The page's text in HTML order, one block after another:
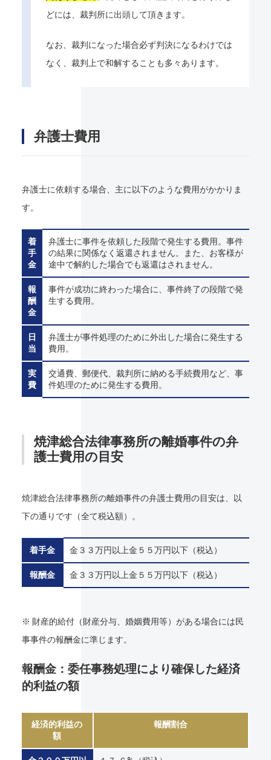
どには、裁判所に出頭して頂きます。
なお、裁判になった場合必ず判決になるわけでは
なく、裁判上で和解することも多々あります。
弁護士費用
弁護士に依頼する場合、主に以下のような費用がかかりま
す。
着
手
金
弁護士に事件を依頼した段階で発生する費用。事件
の結果に関係なく返還されません。また、お客様が
途中で解約した場合でも返還はされません。
報
酬
金
事件が成功に終わった場合に、事件終了の段階で発
生する費用。
日
当
弁護士が事件処理のために外出した場合に発生する
費用。
実
費
交通費、郵便代、裁判所に納める手続費用など、事
件処理のために発生する費用。
焼津総合法律事務所の離婚事件の弁
護士費用の目安
焼津総合法律事務所の離婚事件の弁護士費用の目安は、以
下の通りです（全て税込額）。
着手金 金３３万円以上金５５万円以下（税込）
報酬金 金３３万円以上金５５万円以下（税込）
※ 財産的給付（財産分与、婚姻費用等）がある場合には民
事事件の報酬金に準じます。
報酬金：委任事務処理により確保した経済
的利益の額
経済的利益の
額
報酬割合